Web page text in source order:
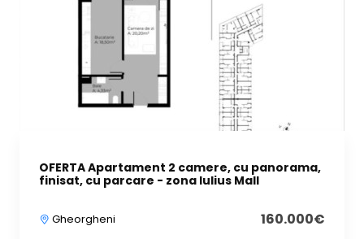
OFERTA Apartament 2 camere, cu panorama,
finisat, cu parcare - zona Iulius Mall
Gheorgheni 160.000€